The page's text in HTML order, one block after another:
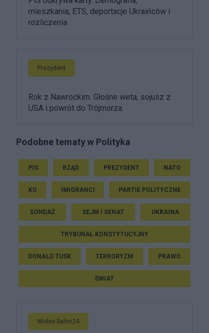
mieszkania, ETS, deportacje Ukraińców i
rozliczenia
Prezydent
Rok z Nawrockim. Głośne weta, sojusz z
USA i powrót do Trójmorza
Podobne tematy w Polityka
PIS RZĄD PREZYDENT NATO
KO IMIGRANCI PARTIE POLITYCZNE
SONDAŻ SEJM I SENAT UKRAINA
TRYBUNAŁ KONSTYTUCYJNY
DONALD TUSK TERRORYZM PRAWO
ŚWIAT
Wideo Salon24